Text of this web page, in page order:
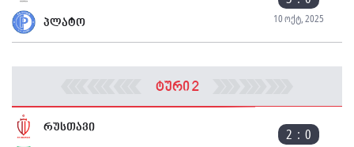
10 ოქტ, 2025
პლატო
ტური 2
რუსთავი 2 : 0